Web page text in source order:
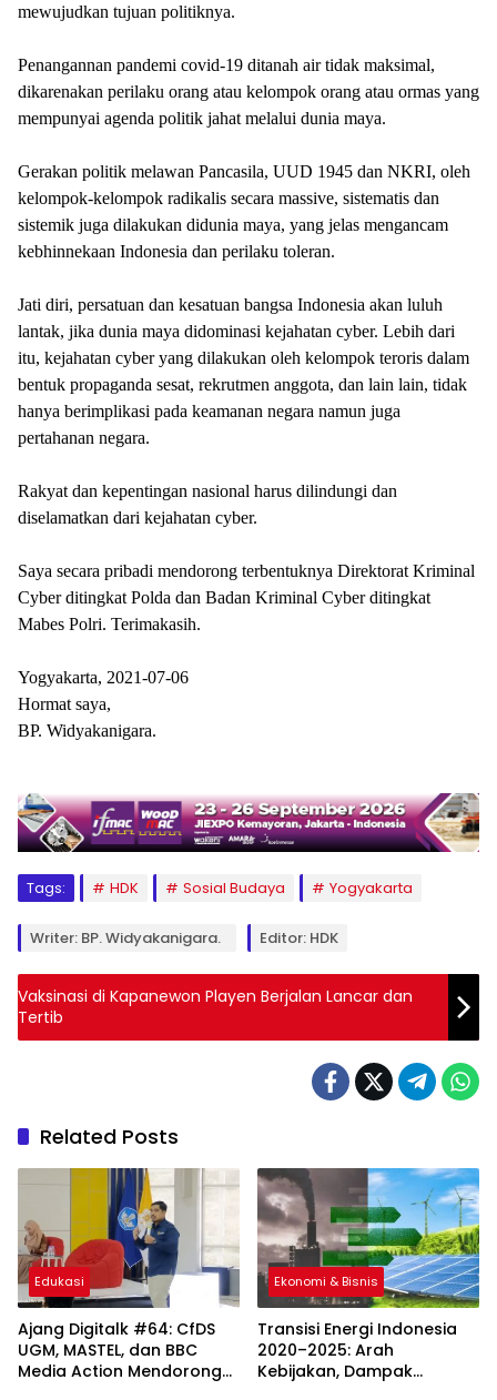
mewujudkan tujuan politiknya.
Penangannan pandemi covid-19 ditanah air tidak maksimal,
dikarenakan perilaku orang atau kelompok orang atau ormas yang
mempunyai agenda politik jahat melalui dunia maya.
Gerakan politik melawan Pancasila, UUD 1945 dan NKRI, oleh
kelompok-kelompok radikalis secara massive, sistematis dan
sistemik juga dilakukan didunia maya, yang jelas mengancam
kebhinnekaan Indonesia dan perilaku toleran.
Jati diri, persatuan dan kesatuan bangsa Indonesia akan luluh
lantak, jika dunia maya didominasi kejahatan cyber. Lebih dari
itu, kejahatan cyber yang dilakukan oleh kelompok teroris dalam
bentuk propaganda sesat, rekrutmen anggota, dan lain lain, tidak
hanya berimplikasi pada keamanan negara namun juga
pertahanan negara.
Rakyat dan kepentingan nasional harus dilindungi dan
diselamatkan dari kejahatan cyber.
Saya secara pribadi mendorong terbentuknya Direktorat Kriminal
Cyber ditingkat Polda dan Badan Kriminal Cyber ditingkat
Mabes Polri. Terimakasih.
Yogyakarta, 2021-07-06
Hormat saya,
BP. Widyakanigara.
Tags: HDK Sosial Budaya Yogyakarta
Writer: BP. Widyakanigara. Editor: HDK
Vaksinasi di Kapanewon Playen Berjalan Lancar dan
Tertib
Related Posts
Edukasi
Ajang Digitalk #64: CfDS
UGM, MASTEL, dan BBC
Media Action Mendorong
Ekonomi & Bisnis
Transisi Energi Indonesia
2020–2025: Arah
Kebijakan, Dampak